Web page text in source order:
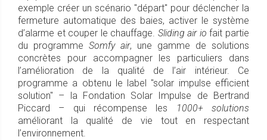
exemple créer un scénario "départ" pour déclencher la
fermeture automatique des baies, activer le système
d’alarme et couper le chauffage. Sliding air io fait partie
du programme Somfy air, une gamme de solutions
concrètes pour accompagner les particuliers dans
l’amélioration de la qualité de l’air intérieur. Ce
programme a obtenu le label "solar impulse efficient
solution" – la Fondation Solar Impulse de Bertrand
Piccard – qui récompense les
1000+ solutions
améliorant la qualité de vie tout en respectant
l’environnement.